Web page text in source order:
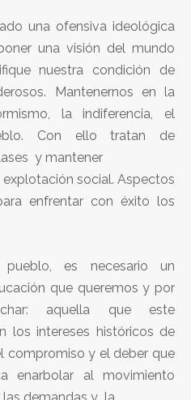
una ofensiva ideológica
una visión del mundo
nuestra condición de
Mantenernos en la
la indiferencia, el
Con ello tratan de
y mantener
social. Aspectos
enfrentar con éxito los
es necesario un
que queremos y por
aquella que este
los intereses históricos de
compromiso y el deber que
enarbolar al movimiento